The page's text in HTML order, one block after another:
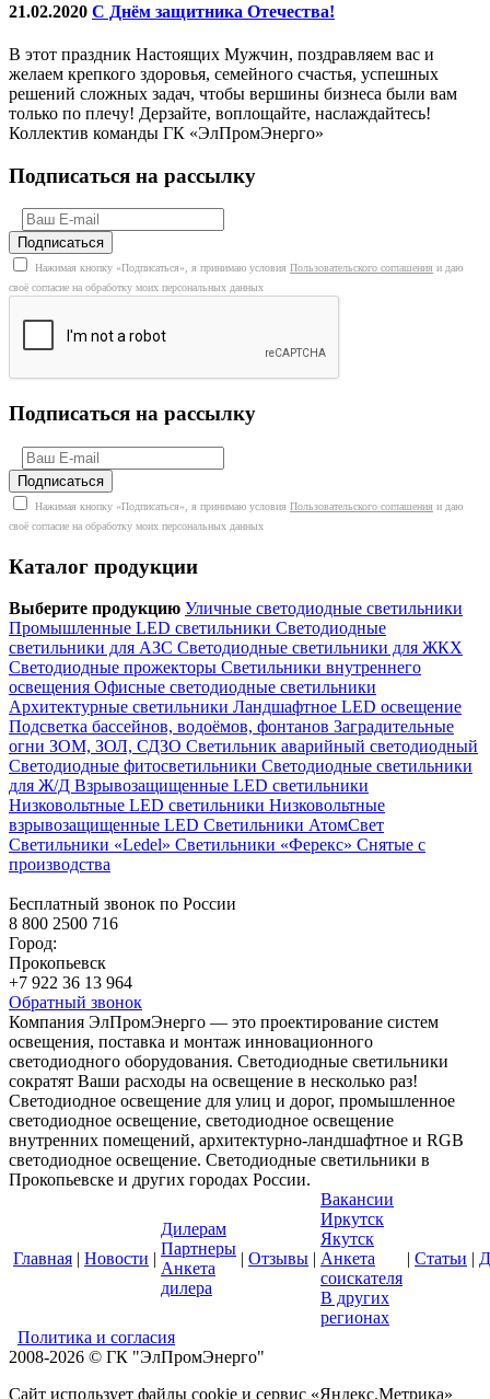
21.02.2020 С Днём защитника Отечества!
В этот праздник Настоящих Мужчин, поздравляем вас и
желаем крепкого здоровья, семейного счастья, успешных
решений сложных задач, чтобы вершины бизнеса были вам
только по плечу! Дерзайте, воплощайте, наслаждайтесь!
Коллектив команды ГК «ЭлПромЭнерго»
Подписаться на рассылку
Нажимая кнопку «Подписаться», я принимаю условия Пользовательского соглашения и даю
своё согласие на обработку моих персональных данных
Подписаться на рассылку
Нажимая кнопку «Подписаться», я принимаю условия Пользовательского соглашения и даю
своё согласие на обработку моих персональных данных
Каталог продукции
Выберите продукцию Уличные светодиодные светильники
Промышленные LED светильники Светодиодные
светильники для АЗС Светодиодные светильники для ЖКХ
Светодиодные прожекторы Светильники внутреннего
освещения Офисные светодиодные светильники
Архитектурные светильники Ландшафтное LED освещение
Подсветка бассейнов, водоёмов, фонтанов Заградительные
огни ЗОМ, ЗОЛ, СДЗО Светильник аварийный светодиодный
Светодиодные фитосветильники Светодиодные светильники
для Ж/Д Взрывозащищенные LED светильники
Низковольтные LED светильники Низковольтные
взрывозащищенные LED Светильники АтомСвет
Светильники «Ledel» Светильники «Ферекс» Снятые с
производства
Бесплатный звонок по России
8 800 2500 716
Город:
Прокопьевск
+7 922 36 13 964
Обратный звонок
Компания ЭлПромЭнерго — это проектирование систем
освещения, поставка и монтаж инновационного
светодиодного оборудования. Светодиодные светильники
сократят Ваши расходы на освещение в несколько раз!
Светодиодное освещение для улиц и дорог, промышленное
светодиодное освещение, светодиодное освещение
внутренних помещений, архитектурно-ландшафтное и RGB
светодиодное освещение. Светодиодные светильники в
Прокопьевске и других городах России.
Главная | Новости |
Дилерам
Партнеры
Анкета
дилера
| Отзывы |
Вакансии
Иркутск
Якутск
Анкета
соискателя
В других
регионах
| Статьи |
Политика и согласия
2008-2026 © ГК "ЭлПромЭнерго"
Сайт использует файлы cookie и сервис «Яндекс.Метрика»